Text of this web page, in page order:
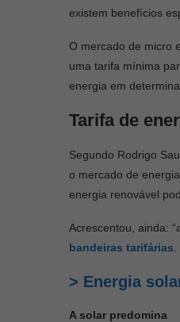
existem benefícios
O mercado de micro
uma tarifa mínima
energia em
Tarifa de
Segundo Rodrigo
o mercado de
energia renovável
Acrescentou, ainda:
bandeiras tarifárias
> Energia
A solar predomina